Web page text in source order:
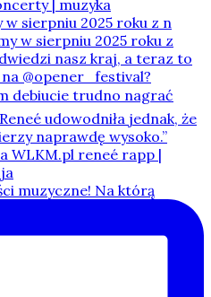
sierpniu 2025 roku z n
muzyczne! Na którą